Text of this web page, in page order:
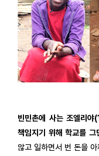
빈민촌에 사는 조엘리
책임지기 위해 학교를 그
않고 일하면서 번 돈을